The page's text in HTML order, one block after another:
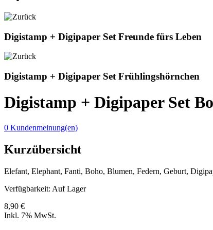
Digistamp + Digipaper Set Freunde fürs Leben
Digistamp + Digipaper Set Frühlingshörnchen
Digistamp + Digipaper Set
0 Kundenmeinung(en)
Kurzübersicht
Elefant, Elephant, Fanti, Boho, Blumen, Federn, Geburt,
Verfügbarkeit: Auf Lager
8,90 €
Inkl. 7% MwSt.